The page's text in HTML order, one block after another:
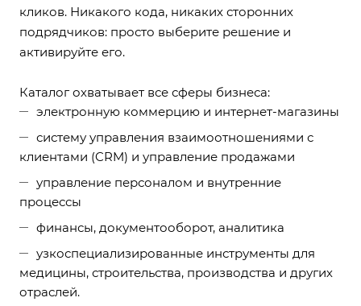
кликов. Никакого кода, никаких сторонних
подрядчиков: просто выберите решение и
активируйте его.
Каталог охватывает все сферы бизнеса:
электронную коммерцию и интернет-магазины
систему управления взаимоотношениями с
клиентами (CRM) и управление продажами
управление персоналом и внутренние
процессы
финансы, документооборот, аналитика
узкоспециализированные инструменты для
медицины, строительства, производства и других
отраслей.